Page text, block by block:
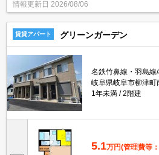
情報更新日 2026/08/06
賃貸アパート グリーンガーデン
名鉄竹鼻線・羽島線
岐阜県岐阜市柳津町
1年未満
2階建
5.1万円(管理費等